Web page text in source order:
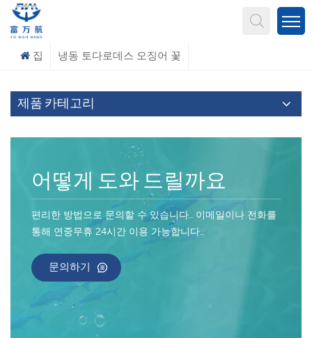
집 냉동 토다로데스 오징어 꽃
제품 카테고리
어떻게 도와 드릴까요
편리한 방법으로 문의할 수 있습니다.. 이메일이나 전화를
통해 연중무휴 24시간 이용 가능합니다..
문의하기